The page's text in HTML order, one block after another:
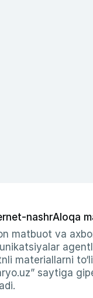
nashrAloqa
matbuot va
materiallarni
saytiga